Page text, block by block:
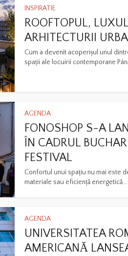
INSPIRATIE
ROOFTOPUL, LUXUL
ARHITECTURII
Cum a devenit acoperișul unul
spații ale locuirii contemporane
AGENDA
FONOSHOP S-A
ÎN CADRUL
FESTIVAL
Confortul unui spațiu nu mai este
materiale sau eficiență energetică...
AGENDA
UNIVERSITATEA
AMERICANĂ